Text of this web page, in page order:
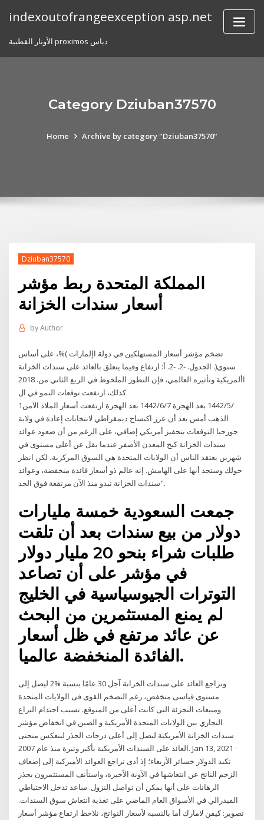
indexoutofrangeexception asp.net
الأوتار القطبية proximos دياس
Category Dziuban37570
Home Archive by category "Dziuban37570"
Dziuban37570
المملكة المتحدة ربط مؤشر
أسعار سندات الخزانة
byAuthor
تضخم مؤشر أسعار المستهلكين في دولة اإلمارات )%، على أساس
سنوي(. الجدول. -2. -2. أ: ارتفاع وفيما يتعلق بالعائد على سندات الخزانة
األمريكية وتأثيره العالمي، فإن التطور الملحوظ في الربع الثاني من. 2018
كذلك، ارتفعت توقعات النمو في ال
1‏‏/5‏‏/1442 بعد الهجرة 7‏‏/6‏‏/1442 بعد الهجرة ارتفعت أسعار الملاذ الآمن
الذهب أمس بعد أن عزز اكتساح ديمقراطي لانتخابات إعادة في ولاية
جورجيا التوقعات بتحفيز أمريكي إضافي، على الرغم من أن صعود عوائد
سندات الخزانة كبح المعدن الأصفر عندما يقل عن أعلى مستوى في
شهرين يعتقد الناس أن الولايات المتحدة هي السوق المركزية، لكن انظر
حولك وستجد أنها على الهامش. إنه عالم ذو أسعار فائدة منخفضة، وعوائد
سندات الخزانة تبدو منذ الآن مرتفعة فوق الحد".
جمعت السعودية خمسة مليارات
دولار من بيع سندات بعد أن تلقت
طلبات شراء بنحو 20 مليار دولار
في مؤشر على أن تصاعد
التوترات الجيوسياسية في الخليج
لم يمنع المستثمرين من البحث
عن عائد مرتفع في ظل أسعار
الفائدة المنخفضة عالميا.
وتراجع العائد على سندات الخزانة آجل 30 عامًا بنسبة %2 ليصل إلى
مستوى قياسى منخفض، رغم التضخم القوى فى الولايات المتحدة
ومبيعات التجزئة التى كانت أعلى من المتوقع. تسبب احتدام النزاع
التجاري بين الولايات المتحدة الأمريكية و الصين في انخفاض مؤشر
سندات الخزانة الأمريكية ليصل إلى أعلى درجات الحذر لينعكس منحنى
العائد على السندات الأمريكية بأكبر وتيرة منذ عام 2007. Jan 13, 2021 ·
تكبد الدولار خسائر الأربعاء؛ إذ أدى تراجع العوائد الأميركية إلى إضعاف
الزخم الناتج عن انتعاشها في الآونة الأخيرة، واستأنف المستثمرون بحذر
الرهانات على أنها يمكن أن تواصل النزول. ساعد تدخل الاحتياطي
الفيدرالي في الأسواق العام الماضي على تغذية انتعاش سوق السندات.
تصوير: كيفن لامارك أما بالنسبة لأسعار النواتج، نلاحظ ارتفاع مؤشر أسعار